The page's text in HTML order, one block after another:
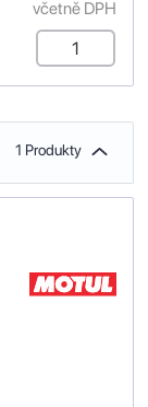
včetně DPH
1 Produkty